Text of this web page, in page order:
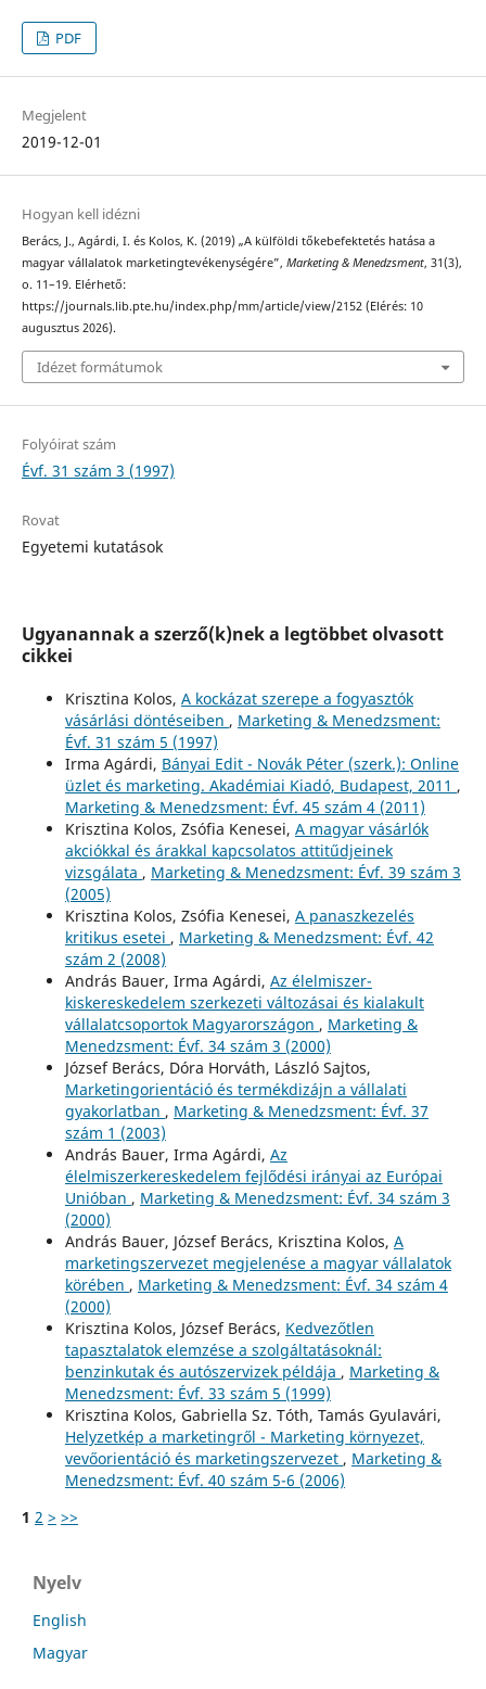
PDF
Megjelent
2019-12-01
Hogyan kell idézni
Berács, J., Agárdi, I. és Kolos, K. (2019) „A külföldi tőkebefektetés hatása a
magyar vállalatok marketingtevékenységére”, Marketing & Menedzsment, 31(3),
o. 11–19. Elérhető:
https://journals.lib.pte.hu/index.php/mm/article/view/2152 (Elérés: 10
augusztus 2026).
Idézet formátumok
Folyóirat szám
Évf. 31 szám 3 (1997)
Rovat
Egyetemi kutatások
Ugyanannak a szerző(k)nek a legtöbbet olvasott
cikkei
Krisztina Kolos, A kockázat szerepe a fogyasztók
vásárlási döntéseiben , Marketing & Menedzsment:
Évf. 31 szám 5 (1997)
Irma Agárdi, Bányai Edit - Novák Péter (szerk.): Online
üzlet és marketing. Akadémiai Kiadó, Budapest, 2011 ,
Marketing & Menedzsment: Évf. 45 szám 4 (2011)
Krisztina Kolos, Zsófia Kenesei, A magyar vásárlók
akciókkal és árakkal kapcsolatos attitűdjeinek
vizsgálata , Marketing & Menedzsment: Évf. 39 szám 3
(2005)
Krisztina Kolos, Zsófia Kenesei, A panaszkezelés
kritikus esetei , Marketing & Menedzsment: Évf. 42
szám 2 (2008)
András Bauer, Irma Agárdi, Az élelmiszer-
kiskereskedelem szerkezeti változásai és kialakult
vállalatcsoportok Magyarországon , Marketing &
Menedzsment: Évf. 34 szám 3 (2000)
József Berács, Dóra Horváth, László Sajtos,
Marketingorientáció és termékdizájn a vállalati
gyakorlatban , Marketing & Menedzsment: Évf. 37
szám 1 (2003)
András Bauer, Irma Agárdi, Az
élelmiszerkereskedelem fejlődési irányai az Európai
Unióban , Marketing & Menedzsment: Évf. 34 szám 3
(2000)
András Bauer, József Berács, Krisztina Kolos, A
marketingszervezet megjelenése a magyar vállalatok
körében , Marketing & Menedzsment: Évf. 34 szám 4
(2000)
Krisztina Kolos, József Berács, Kedvezőtlen
tapasztalatok elemzése a szolgáltatásoknál:
benzinkutak és autószervizek példája , Marketing &
Menedzsment: Évf. 33 szám 5 (1999)
Krisztina Kolos, Gabriella Sz. Tóth, Tamás Gyulavári,
Helyzetkép a marketingről - Marketing környezet,
vevőorientáció és marketingszervezet , Marketing &
Menedzsment: Évf. 40 szám 5-6 (2006)
1 2 > >>
Nyelv
English
Magyar